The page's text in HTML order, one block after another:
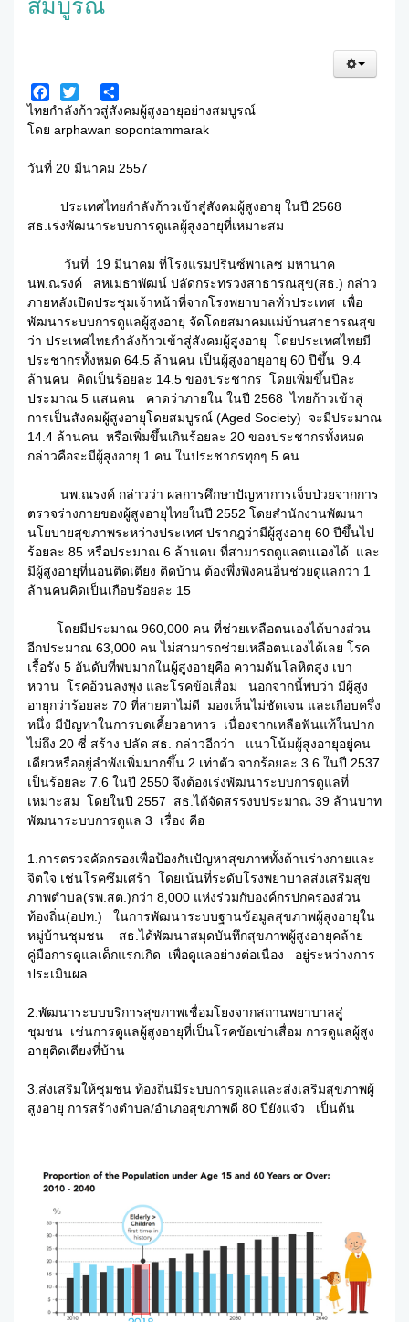
Facebook
TwitterShare
ไทยกำลังก้าวสู่สังคมผู้สูงอายุอย่างสมบูรณ์
โดย arphawan sopontammarak
วันที่ 20 มีนาคม 2557
ประเทศไทยกำลังก้าวเข้าสู่สังคมผู้สูงอายุ ในปี 2568
สธ.เร่งพัฒนาระบบการดูแลผู้สูงอายุที่เหมาะสม
วันที่ 19 มีนาคม ที่โรงแรมปรินซ์พาเลซ มหานาค
นพ.ณรงค์ สหเมธาพัฒน์ ปลัดกระทรวงสาธารณสุข(สธ.) กล่าว
ภายหลังเปิดประชุมเจ้าหน้าที่จากโรงพยาบาลทั่วประเทศ เพื่อ
พัฒนาระบบการดูแลผู้สูงอายุ จัดโดยสมาคมแม่บ้านสาธารณสุข
ว่า ประเทศไทยกำลังก้าวเข้าสู่สังคมผู้สูงอายุ โดยประเทศไทยมี
ประชากรทั้งหมด 64.5 ล้านคน เป็นผู้สูงอายุอายุ 60 ปีขึ้น 9.4
ล้านคน คิดเป็นร้อยละ 14.5 ของประชากร โดยเพิ่มขึ้นปีละ
ประมาณ 5 แสนคน คาดว่าภายใน ในปี 2568 ไทยก้าวเข้าสู่
การเป็นสังคมผู้สูงอายุโดยสมบูรณ์ (Aged Society) จะมีประมาณ
14.4 ล้านคน หรือเพิ่มขึ้นเกินร้อยละ 20 ของประชากรทั้งหมด
กล่าวคือจะมีผู้สูงอายุ 1 คน ในประชากรทุกๆ 5 คน
นพ.ณรงค์ กล่าวว่า ผลการศึกษาปัญหาการเจ็บป่วยจากการ
ตรวจร่างกายของผู้สูงอายุไทยในปี 2552 โดยสำนักงานพัฒนา
นโยบายสุขภาพระหว่างประเทศ ปรากฎว่ามีผู้สูงอายุ 60 ปีขึ้นไป
ร้อยละ 85 หรือประมาณ 6 ล้านคน ที่สามารถดูแลตนเองได้ และ
มีผู้สูงอายุที่นอนติดเตียง ติดบ้าน ต้องพึ่งพิงคนอื่นช่วยดูแลกว่า 1
ล้านคนคิดเป็นเกือบร้อยละ 15
โดยมีประมาณ 960,000 คน ที่ช่วยเหลือตนเองได้บางส่วน
อีกประมาณ 63,000 คน ไม่สามารถช่วยเหลือตนเองได้เลย โรค
เรื้อรัง 5 อันดับที่พบมากในผู้สูงอายุคือ ความดันโลหิตสูง เบา
หวาน โรคอ้วนลงพุง และโรคข้อเสื่อม นอกจากนี้พบว่า มีผู้สูง
อายุกว่าร้อยละ 70 ที่สายตาไม่ดี มองเห็นไม่ชัดเจน และเกือบครึ่ง
หนึ่ง มีปัญหาในการบดเคี้ยวอาหาร เนื่องจากเหลือฟันแท้ในปาก
ไม่ถึง 20 ซี่ สร้าง ปลัด สธ. กล่าวอีกว่า แนวโน้มผู้สูงอายุอยู่คน
เดียวหรืออยู่ลำพังเพิ่มมากขึ้น 2 เท่าตัว จากร้อยละ 3.6 ในปี 2537
เป็นร้อยละ 7.6 ในปี 2550 จึงต้องเร่งพัฒนาระบบการดูแลที่
เหมาะสม โดยในปี 2557 สธ.ได้จัดสรรงบประมาณ 39 ล้านบาท
พัฒนาระบบการดูแล 3 เรื่อง คือ
1.การตรวจคัดกรองเพื่อป้องกันปัญหาสุขภาพทั้งด้านร่างกายและ
จิตใจ เช่นโรคซึมเศร้า โดยเน้นที่ระดับโรงพยาบาลส่งเสริมสุข
ภาพตำบล(รพ.สต.)กว่า 8,000 แห่งร่วมกับองค์กรปกครองส่วน
ท้องถิ่น(อปท.) ในการพัฒนาระบบฐานข้อมูลสุขภาพผู้สูงอายุใน
หมู่บ้านชุมชน สธ.ได้พัฒนาสมุดบันทึกสุขภาพผู้สูงอายุคล้าย
คู่มือการดูแลเด็กแรกเกิด เพื่อดูแลอย่างต่อเนื่อง อยู่ระหว่างการ
ประเมินผล
2.พัฒนาระบบบริการสุขภาพเชื่อมโยงจากสถานพยาบาลสู่
ชุมชน เช่นการดูแลผู้สูงอายุที่เป็นโรคข้อเข่าเสื่อม การดูแลผู้สูง
อายุติดเตียงที่บ้าน
3.ส่งเสริมให้ชุมชน ท้องถิ่นมีระบบการดูแลและส่งเสริมสุขภาพผู้
สูงอายุ การสร้างตำบล/อำเภอสุขภาพดี 80 ปียังแจ๋ว เป็นต้น